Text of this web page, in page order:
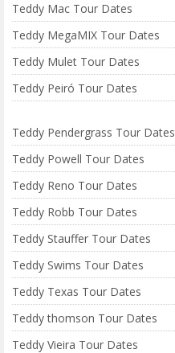
Teddy Mac Tour Dates
Teddy MegaMIX Tour Dates
Teddy Mulet Tour Dates
Teddy Peiró Tour Dates
Teddy Pendergrass Tour Dates
Teddy Powell Tour Dates
Teddy Reno Tour Dates
Teddy Robb Tour Dates
Teddy Stauffer Tour Dates
Teddy Swims Tour Dates
Teddy Texas Tour Dates
Teddy thomson Tour Dates
Teddy Vieira Tour Dates